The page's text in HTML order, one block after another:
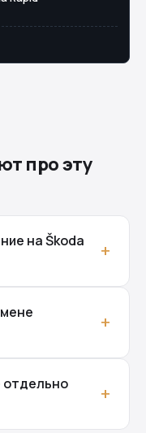
про эту
на Škoda
отдельно